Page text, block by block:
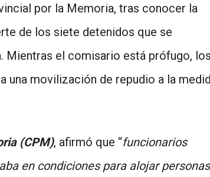
por la Memoria, tras conocer la
de los siete detenidos que se
Mientras el comisario está prófugo, los
una movilización de repudio a la
(CPM), afirmó que “funcionarios
en condiciones para alojar personas